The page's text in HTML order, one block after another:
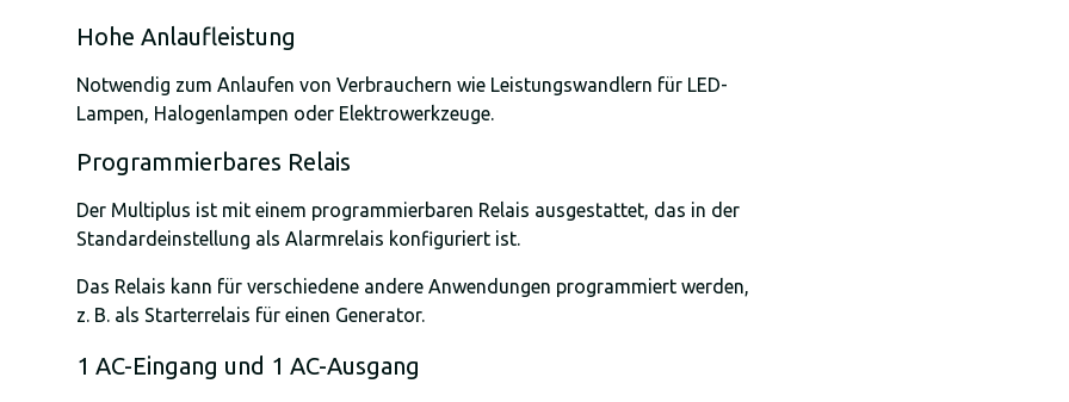
Hohe Anlaufleistung
Notwendig zum Anlaufen von Verbrauchern wie Leistungswandlern für LED-
Lampen, Halogenlampen oder Elektrowerkzeuge.
Programmierbares Relais
Der Multiplus ist mit einem programmierbaren Relais ausgestattet, das in der
Standardeinstellung als Alarmrelais konfiguriert ist.
Das Relais kann für verschiedene andere Anwendungen programmiert werden,
z. B. als Starterrelais für einen Generator.
1 AC-Eingang und 1 AC-Ausgang